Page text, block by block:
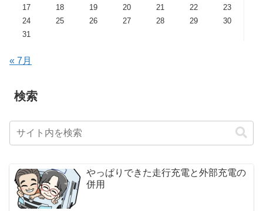
17
18 19 20 21 22
23
24
25 26 27 28 29
30
31
« 7月
検索
やっぱりできた走行充電と外部充電の
併用